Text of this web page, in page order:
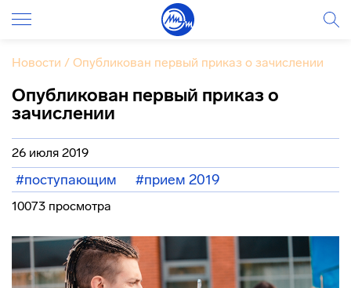
Новости / Опубликован первый приказ о зачислении
Опубликован первый приказ о
зачислении
26 июля 2019
#поступающим #прием 2019
10073 просмотра